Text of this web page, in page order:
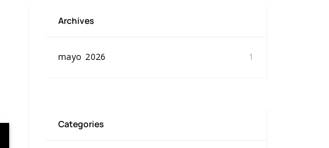
Archives
mayo 2026 1
Categories